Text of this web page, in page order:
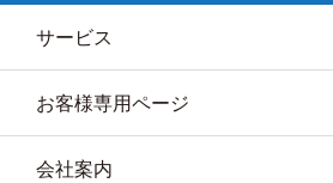
サービス
お客様専用ページ
会社案内